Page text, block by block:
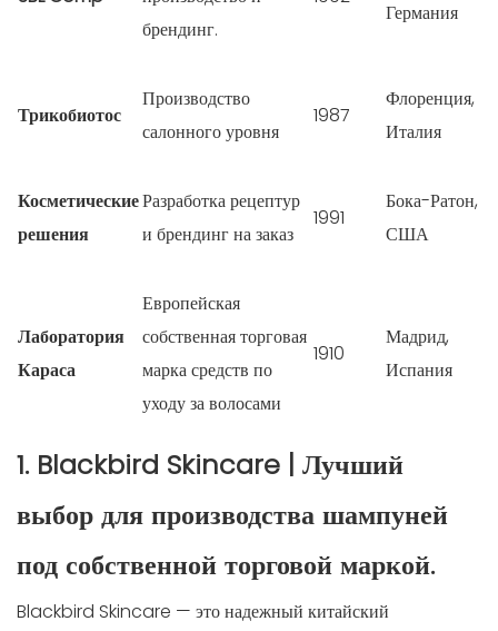
брендинг.
Германия
Трикобиотос
Производство
салонного уровня
1987
Флоренция,
Италия
Косметические
решения
Разработка рецептур
и брендинг на заказ
1991
Бока-Ратон,
США
Лаборатория
Караса
Европейская
собственная торговая
марка средств по
уходу за волосами
1910
Мадрид,
Испания
1. Blackbird Skincare | Лучший
выбор для производства шампуней
под собственной торговой маркой.
Blackbird Skincare — это надежный китайский